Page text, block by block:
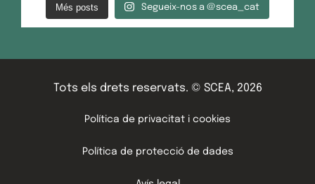
Més posts Segueix-nos a @scea_cat
Tots els drets reservats. © SCEA, 2026
Política de privacitat i cookies
Política de protecció de dades